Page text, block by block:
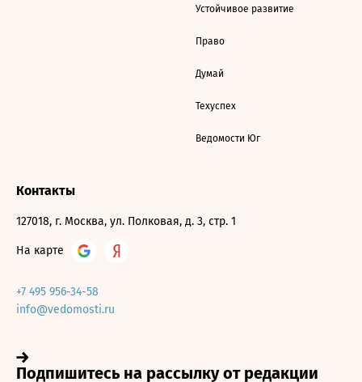
Устойчивое развитие
Право
Думай
Техуспех
Ведомости Юг
Контакты
127018, г. Москва, ул. Полковая, д. 3, стр. 1
На карте
+7 495 956-34-58
info@vedomosti.ru